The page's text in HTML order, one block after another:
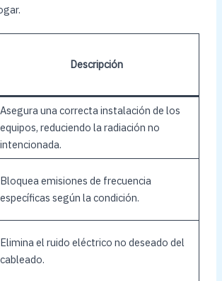
Descripción
Asegura una correcta instalación de los
equipos, reduciendo la radiación no
intencionada.
Bloquea emisiones de frecuencia
específicas según la condición.
Elimina el ruido eléctrico no deseado del
cableado.